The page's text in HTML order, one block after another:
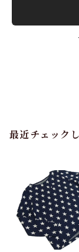
最近チェック